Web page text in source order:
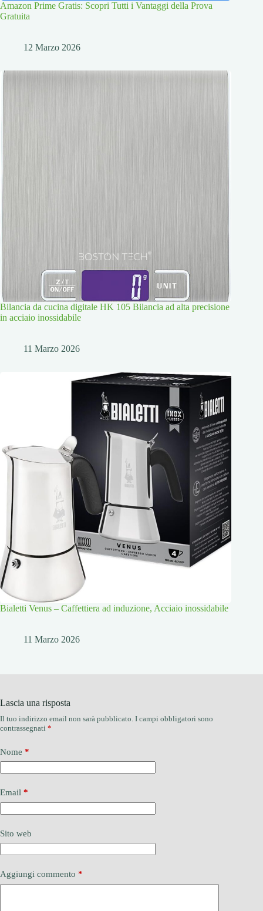
Amazon Prime Gratis: Scopri Tutti i Vantaggi della Prova
Gratuita
12 Marzo 2026
Bilancia da cucina digitale HK 105 Bilancia ad alta precisione
in acciaio inossidabile
11 Marzo 2026
Bialetti Venus – Caffettiera ad induzione, Acciaio inossidabile
11 Marzo 2026
Lascia una risposta
Il tuo indirizzo email non sarà pubblicato. I campi obbligatori sono
contrassegnati *
Nome *
Email *
Sito web
Aggiungi commento *